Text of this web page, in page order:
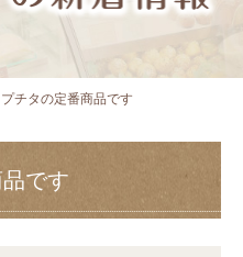
プチタの定番商品です
です